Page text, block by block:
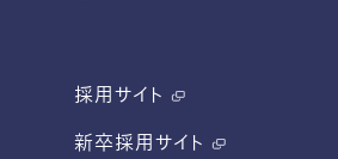
採用サイト
新卒採用サイト